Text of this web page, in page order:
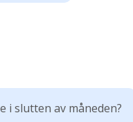
i slutten av måneden?